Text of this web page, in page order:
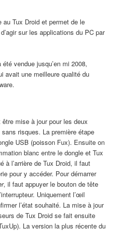
Tux Droid et permet de le
sur les applications du PC par
vendue jusqu’en mi 2008,
avait une meilleure qualité du
mise à jour pour les deux
risques. La première étape
USB (poisson Fux). Ensuite on
blanc entre le dongle et Tux
à l’arrière de Tux Droid, il faut
pour y accéder. Pour démarrer
, il faut appuyer le bouton de tête
Uniquement l’œil
l’état souhaité. La mise à jour
de Tux Droid se fait ensuite
La version la plus récente du